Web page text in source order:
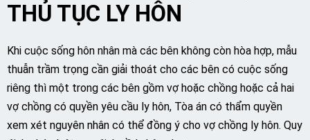
THỦ TỤC LY HÔN
Khi cuộc sống hôn nhân mà các bên không còn hòa hợp, mẫu
thuẫn trầm trọng cần giải thoát cho các bên có cuộc sống
riêng thì một trong các bên gồm vợ hoặc chồng hoặc cả hai
vợ chồng có quyền yêu cầu ly hôn, Tòa án có thẩm quyền
xem xét nguyên nhân có thể đồng ý cho vợ chồng ly hôn. Quy